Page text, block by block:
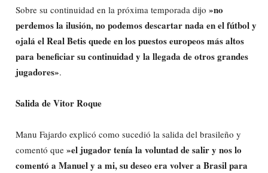
Sobre su continuidad en la próxima temporada dijo »no
perdemos la ilusión, no podemos descartar nada en el fútbol y
ojalá el Real Betis quede en los puestos europeos más altos
para beneficiar su continuidad y la llegada de otros grandes
jugadores».
Salida de Vitor Roque
Manu Fajardo explicó como sucedió la salida del brasileño y
comentó que »el jugador tenía la voluntad de salir y nos lo
comentó a Manuel y a mi, su deseo era volver a Brasil para